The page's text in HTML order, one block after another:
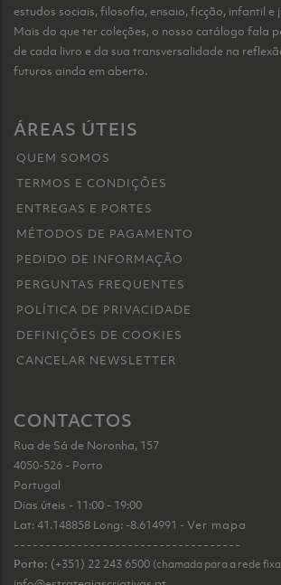
estudos sociais, filosofia, ensaio, ficção, infantil e
Mais do que ter coleções, o nosso catálogo fala
de cada livro e da sua transversalidade na
futuros ainda em aberto.
ÁREAS ÚTEIS
QUEM SOMOS
TERMOS E CONDIÇÕES
ENTREGAS E PORTES
MÉTODOS DE PAGAMENTO
PEDIDO DE INFORMAÇÃO
PERGUNTAS FREQUENTES
POLÍTICA DE PRIVACIDADE
DEFINIÇÕES DE COOKIES
CANCELAR NEWSLETTER
CONTACTOS
Rua de Sá de Noronha, 157
4050-526 - Porto
Portugal
Dias úteis - 11:00 - 19:00
Lat: 41.148858 Long: -8.614991 -Ver mapa
------------------------------------
Porto: (+351) 22 243 6500 (chamada para a rede